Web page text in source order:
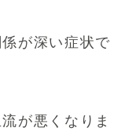
が深い症状で
が悪くなりま